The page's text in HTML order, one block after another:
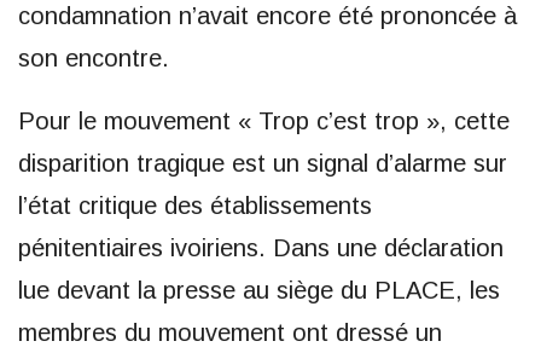
condamnation n’avait encore été prononcée à
son encontre.
Pour le mouvement « Trop c’est trop », cette
disparition tragique est un signal d’alarme sur
l’état critique des établissements
pénitentiaires ivoiriens. Dans une déclaration
lue devant la presse au siège du PLACE, les
membres du mouvement ont dressé un